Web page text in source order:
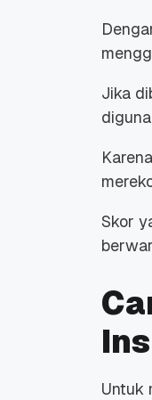
Promo Ramadan 2026:
Hosting Qwords
6
Jika
Skor
Untuk